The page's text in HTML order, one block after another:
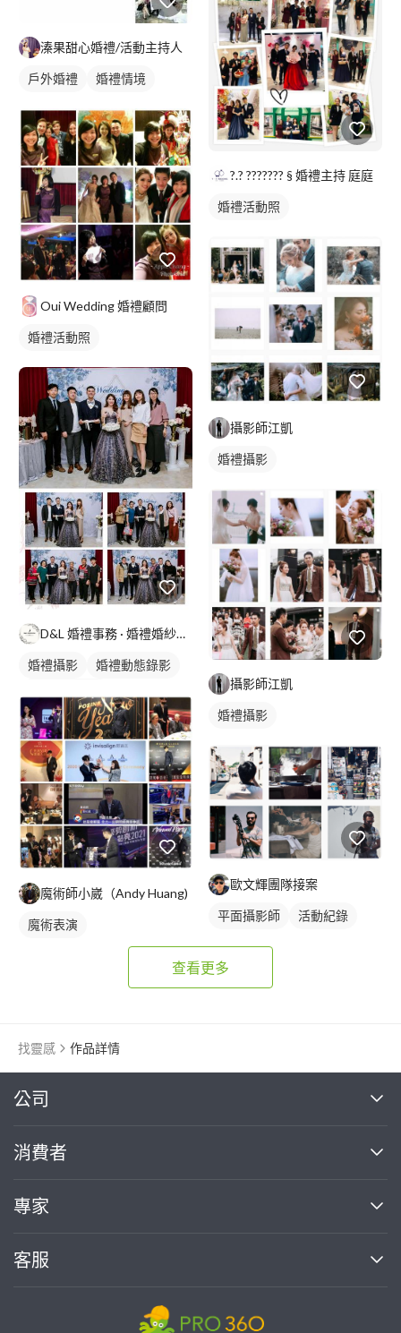
溱果甜心婚禮/活動主持人
戶外婚禮 婚禮情境
Oui Wedding 婚禮顧問
婚禮活動照
D&L 婚禮事務 · 婚禮婚紗攝影
婚禮攝影
婚禮動態錄影
魔術師小崴（Andy Huang)
魔術表演
?.? ??????? § 婚禮主持 庭庭
婚禮活動照
攝影師江凱
婚禮攝影
攝影師江凱
婚禮攝影
歐文輝團隊接案
平面攝影師 活動紀錄
查看更多
找靈感 作品詳情
公司
關於我們
部落格
加入我們
消費者
買服務
熱門服務
專家
案件中心
客服
繼續完成